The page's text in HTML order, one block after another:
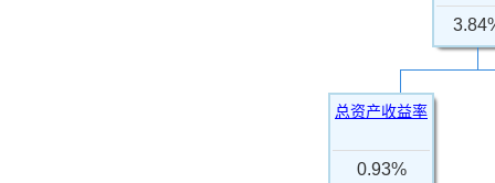
总资产收益率
0.93%